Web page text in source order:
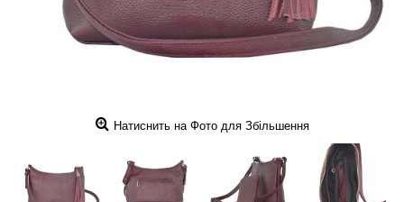
Натиснить на Фото для Збільшення